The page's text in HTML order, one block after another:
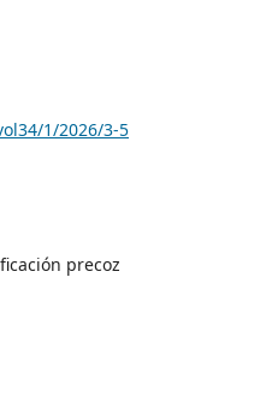
1/2026/3-5
precoz